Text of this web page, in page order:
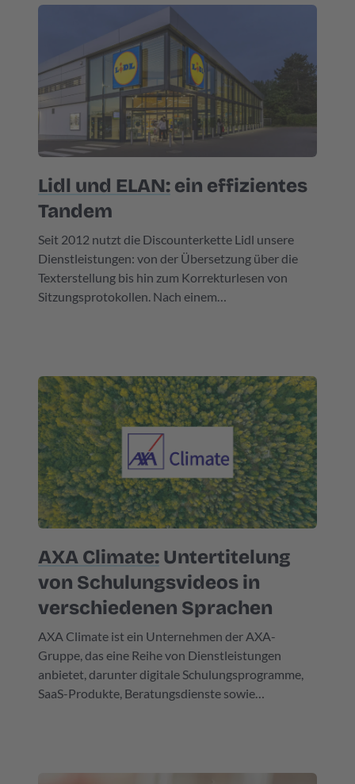
Lidl und ELAN: ein effizientes
Tandem
Seit 2012 nutzt die Discounterkette Lidl unsere
Dienstleistungen: von der Übersetzung über die
Texterstellung bis hin zum Korrekturlesen von
Sitzungsprotokollen. Nach einem
AXA Climate: Untertitelung
von Schulungsvideos in
verschiedenen Sprachen
AXA Climate ist ein Unternehmen der AXA-
Gruppe, das eine Reihe von Dienstleistungen
anbietet, darunter digitale Schulungsprogramme,
SaaS-Produkte, Beratungsdienste sowie
Bewältigung der Herausforderungen des